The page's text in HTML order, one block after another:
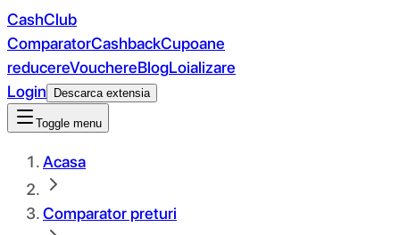
CashClub
ComparatorCashbackCupoane
reducereVouchereBlogLoializare
Login
Descarca extensia
Toggle menu
Acasa
Comparator preturi